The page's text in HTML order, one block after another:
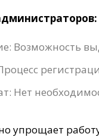
Возможность
Нет
упрощает